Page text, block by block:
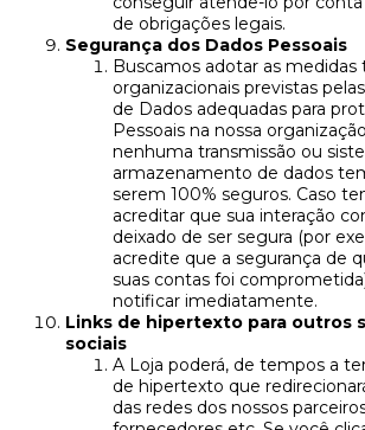
de obrigações legais.
Segurança dos Dados Pessoais
Buscamos adotar as medidas
organizacionais previstas
de Dados adequadas para
Pessoais na nossa
nenhuma transmissão ou
armazenamento de dados
serem 100% seguros. Caso
acreditar que sua interação
deixado de ser segura (por
acredite que a segurança de
suas contas foi
notificar imediatamente.
Links de hipertexto para outros
sociais
A Loja poderá, de tempos a
de hipertexto que
das redes dos nossos